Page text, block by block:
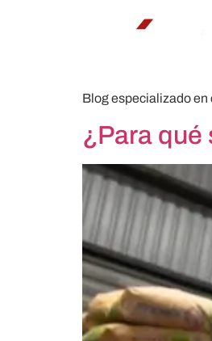
Blog especializado
¿Para